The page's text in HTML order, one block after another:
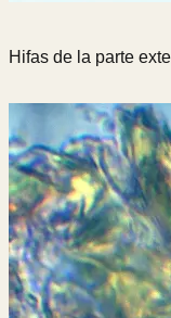
Hifas de la parte